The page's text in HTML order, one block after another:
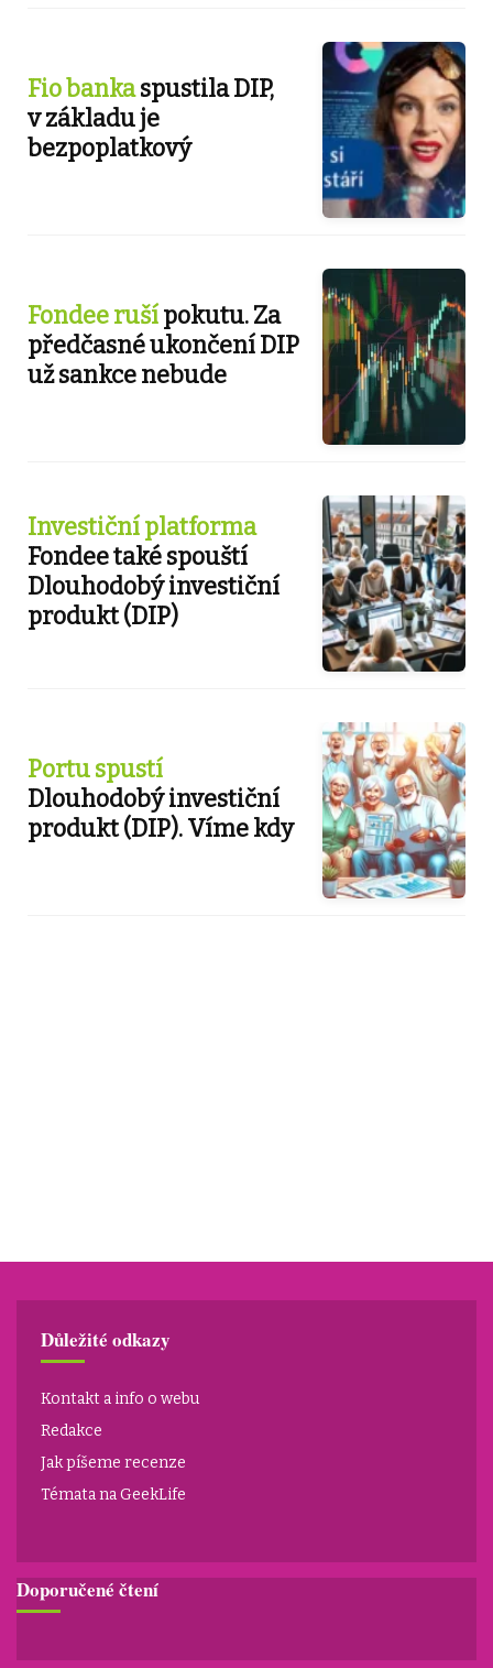
Fio bankaspustila DIP,
v základu je
bezpoplatkový
Fondee rušípokutu. Za
předčasné ukončení DIP
už sankce nebude
Investiční platforma
Fondee také spouští
Dlouhodobý investiční
produkt (DIP)
Portu spustí
Dlouhodobý investiční
produkt (DIP). Víme kdy
Důležité odkazy
Kontakt a info o webu
Redakce
Jak píšeme recenze
Témata na GeekLife
Doporučené čtení